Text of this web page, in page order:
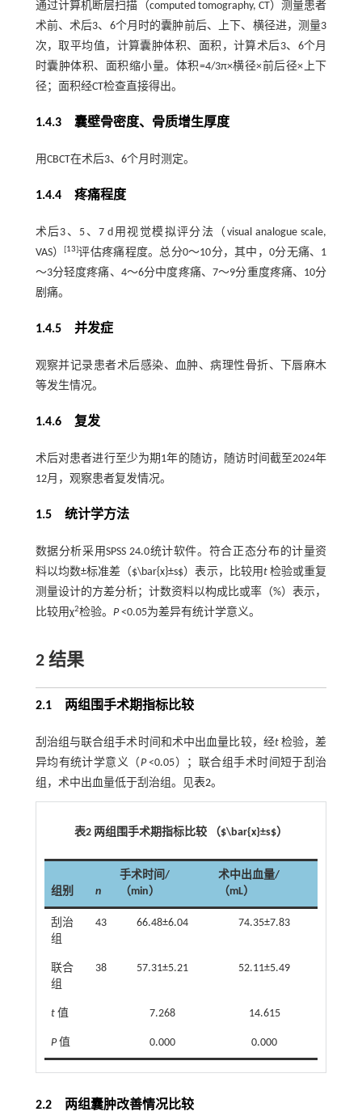
通过计算机断层扫描（computed tomography, CT）测量患者
术前、术后3、6个月时的囊肿前后、上下、横径进，测量3
次，取平均值，计算囊肿体积、面积，计算术后3、6个月
时囊肿体积、面积缩小量。体积=4/3π×横径×前后径×上下
径；面积经CT检查直接得出。
1.4.3 囊壁骨密度、骨质增生厚度
用CBCT在术后3、6个月时测定。
1.4.4 疼痛程度
术后3、5、7 d用视觉模拟评分法（visual analogue scale,
VAS）[13]评估疼痛程度。总分0～10分，其中，0分无痛、1
～3分轻度疼痛、4～6分中度疼痛、7～9分重度疼痛、10分
剧痛。
1.4.5 并发症
观察并记录患者术后感染、血肿、病理性骨折、下唇麻木
等发生情况。
1.4.6 复发
术后对患者进行至少为期1年的随访，随访时间截至2024年
12月，观察患者复发情况。
1.5 统计学方法
数据分析采用SPSS 24.0统计软件。符合正态分布的计量资
料以均数±标准差（$\bar{x}±s$）表示，比较用t检验或重复
测量设计的方差分析；计数资料以构成比或率（%）表示，
比较用χ2检验。 P<0.05为差异有统计学意义。
2 结果
2.1 两组围手术期指标比较
刮治组与联合组手术时间和术中出血量比较，经t检验，差
异均有统计学意义（ P<0.05）；联合组手术时间短于刮治
组，术中出血量低于刮治组。见表2。
表2 两组围手术期指标比较 （$\bar{x}±s$）
组别 n
手术时间/
（min）
术中出血量/
（mL）
刮治
组
43 66.48±6.04 74.35±7.83
联合
组
38 57.31±5.21 52.11±5.49
t值 7.268 14.615
P值 0.000 0.000
2.2 两组囊肿改善情况比较